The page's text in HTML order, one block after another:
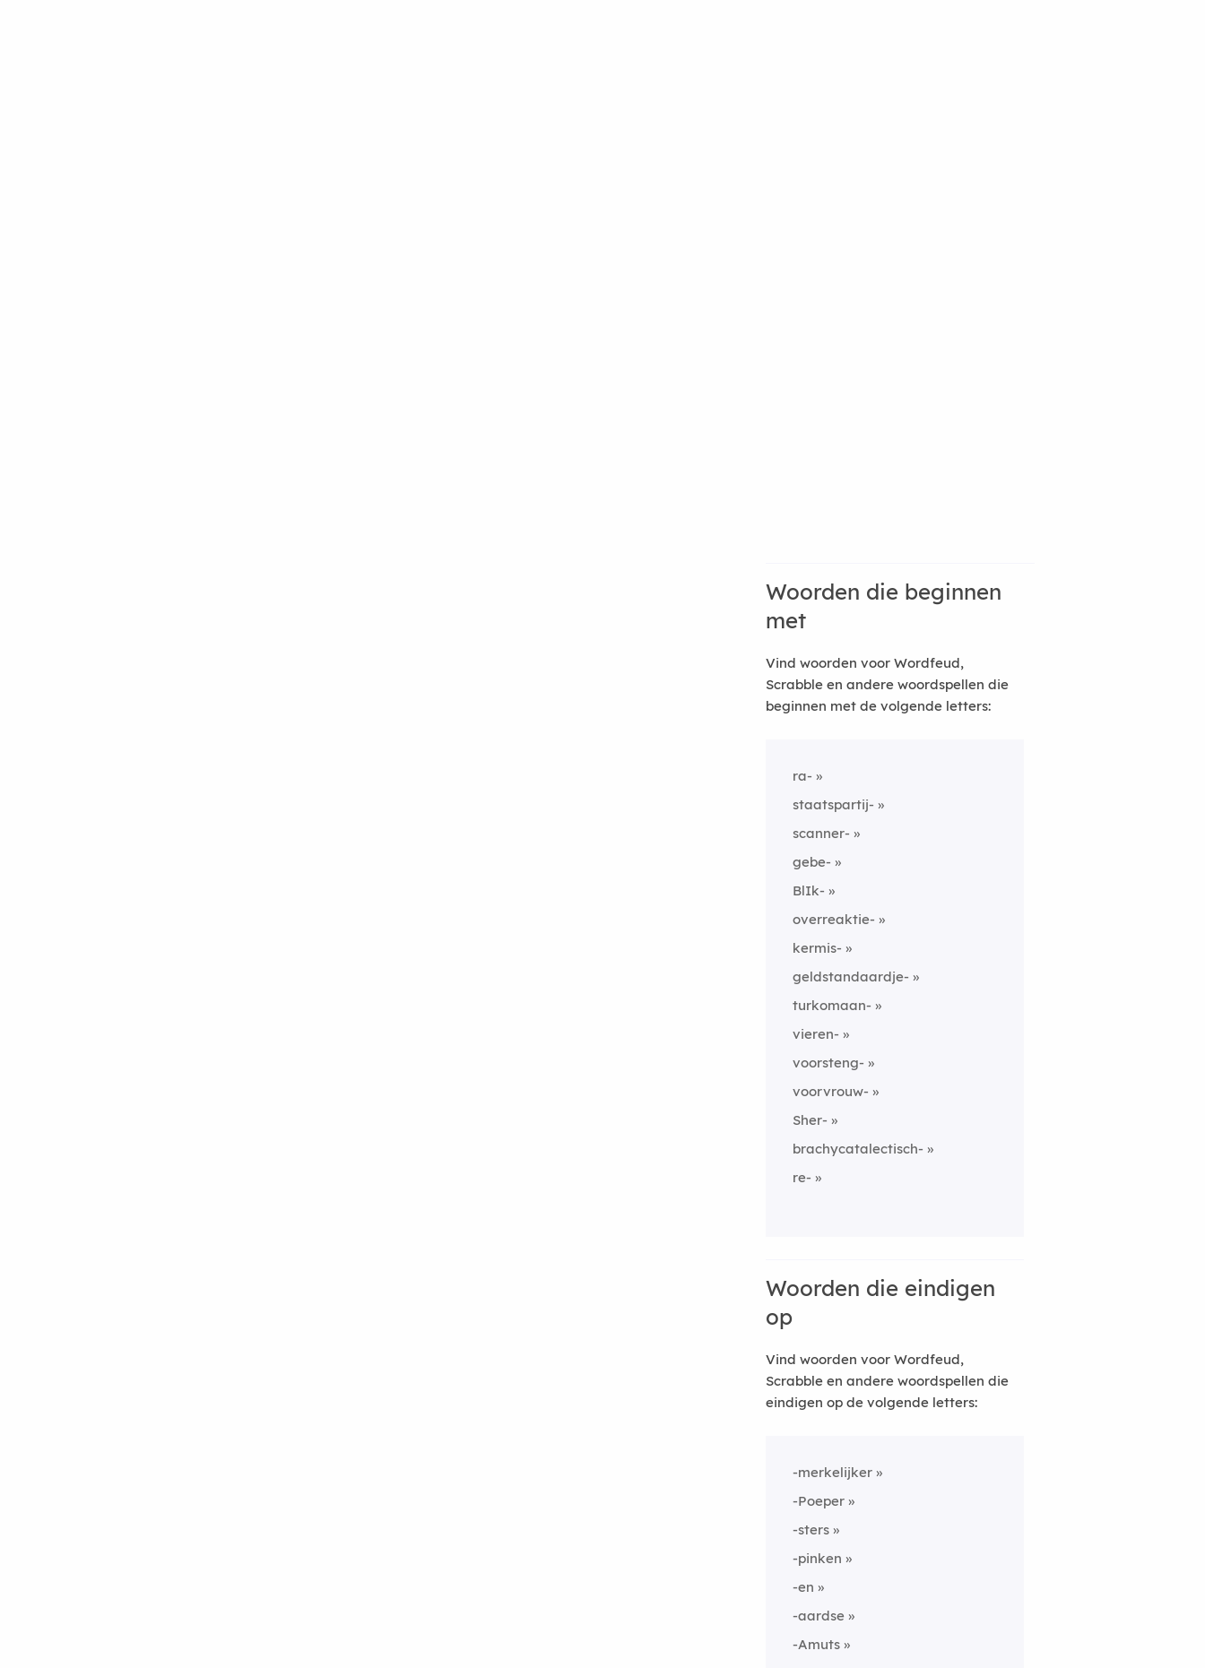
Woorden die beginnen
met
Vind woorden voor Wordfeud,
Scrabble en andere woordspellen die
beginnen met de volgende letters:
ra-
staatspartij-
scanner-
gebe-
BlIk-
overreaktie-
kermis-
geldstandaardje-
turkomaan-
vieren-
voorsteng-
voorvrouw-
Sher-
brachycatalectisch-
re-
Woorden die eindigen
op
Vind woorden voor Wordfeud,
Scrabble en andere woordspellen die
eindigen op de volgende letters:
-merkelijker
-Poeper
-sters
-pinken
-en
-aardse
-Amuts